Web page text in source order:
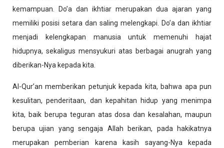
kemampuan. Do’a dan ikhtiar merupakan dua ajaran yang
memiliki posisi setara dan saling melengkapi. Do’a dan ikhtiar
menjadi kelengkapan manusia untuk memenuhi hajat
hidupnya, sekaligus mensyukuri atas berbagai anugrah yang
diberikan-Nya kepada kita.
Al-Qur’an memberikan petunjuk kepada kita, bahwa apa pun
kesulitan, penderitaan, dan kepahitan hidup yang menimpa
kita, baik berupa teguran atas dosa dan kesalahan, maupun
berupa ujian yang sengaja Allah berikan, pada hakikatnya
merupakan pemberian karena kasih sayang-Nya kepada